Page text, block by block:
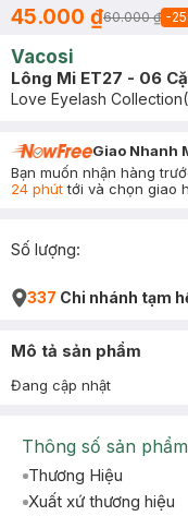
45.000 ₫60.000 ₫ -25
Vacosi
Lông Mi ET27 - 06
Love Eyelash Collection
Giao Nhanh
Bạn muốn nhận hàng
24 phúttới và chọn giao
Số lượng:
337 Chi nhánh tạm
Mô tả sản phẩm
Đang cập nhật
Thông số sản phẩm
Thương Hiệu
Xuất xứ thương hiệu